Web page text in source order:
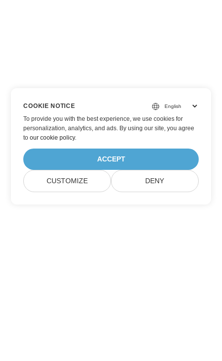
COOKIE NOTICE
To provide you with the best experience, we use cookies for
personalization, analytics, and ads. By using our site, you agree
toour cookie policy.
ACCEPT
CUSTOMIZE DENY